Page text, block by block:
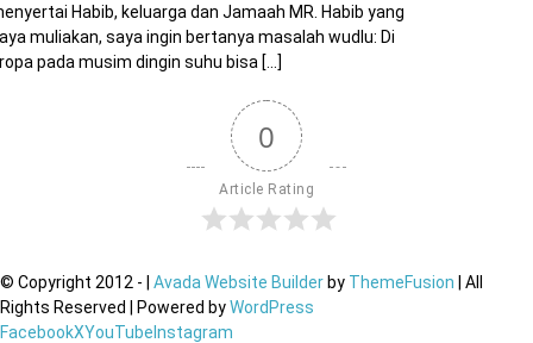
Habib, keluarga dan Jamaah MR. Habib yang
muliakan, saya ingin bertanya masalah wudlu: Di
pada musim dingin suhu bisa [...]
0
Article Rating
© Copyright 2012 - Avada Website Builder by ThemeFusion | All
Rights Reserved | Powered byWordPress
FacebookXYouTube Instagram